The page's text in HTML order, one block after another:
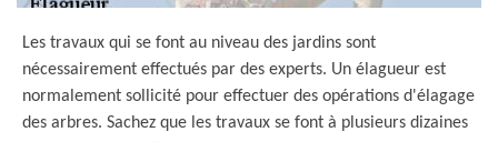
Les travaux qui se font au niveau des jardins sont
nécessairement effectués par des experts. Un élagueur est
normalement sollicité pour effectuer des opérations d'élagage
des arbres. Sachez que les travaux se font à plusieurs dizaines